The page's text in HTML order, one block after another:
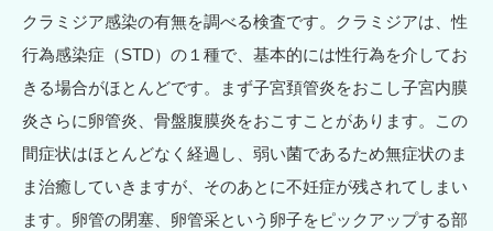
クラミジア感染の有無を調べる検査です。クラミジアは、性
行為感染症（STD）の１種で、基本的には性行為を介してお
きる場合がほとんどです。まず子宮頚管炎をおこし子宮内膜
炎さらに卵管炎、骨盤腹膜炎をおこすことがあります。この
間症状はほとんどなく経過し、弱い菌であるため無症状のま
ま治癒していきますが、そのあとに不妊症が残されてしまい
ます。卵管の閉塞、卵管采という卵子をピックアップする部